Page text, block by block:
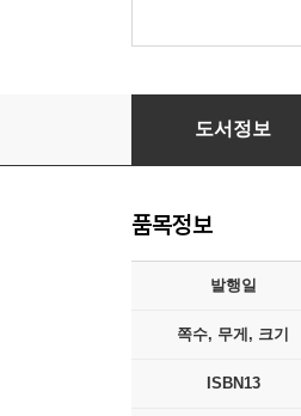
절망이 아닌 선택
도서정보
품목정보
발행일
쪽수, 무게, 크기
ISBN13